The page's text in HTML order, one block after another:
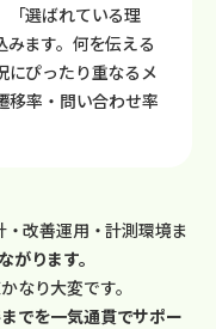
「選ばれている理
ます。何を伝える
にぴったり重なるメ
移率・問い合わせ率
改善運用・計測環境ま
がります。
なり大変です。
でを一気通貫でサポー